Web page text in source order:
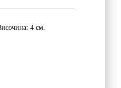
4 см.